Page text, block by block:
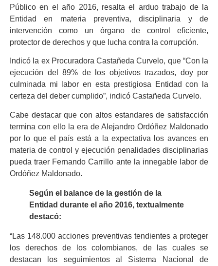
Público en el año 2016, resalta el arduo trabajo de la
Entidad en materia preventiva, disciplinaria y de
intervención como un órgano de control eficiente,
protector de derechos y que lucha contra la corrupción.
Indicó la ex Procuradora Castañeda Curvelo, que “Con la
ejecución del 89% de los objetivos trazados, doy por
culminada mi labor en esta prestigiosa Entidad con la
certeza del deber cumplido”, indicó Castañeda Curvelo.
Cabe destacar que con altos estandares de satisfacción
termina con ello la era de Alejandro Ordóñez Maldonado
por lo que el país está a la expectativa los avances en
materia de control y ejecución penalidades disciplinarias
pueda traer Fernando Carrillo ante la innegable labor de
Ordóñez Maldonado.
Según el balance de la gestión de la
Entidad durante el año 2016, textualmente
destacó:
“Las 148.000 acciones preventivas tendientes a proteger
los derechos de los colombianos, de las cuales se
destacan los seguimientos al Sistema Nacional de